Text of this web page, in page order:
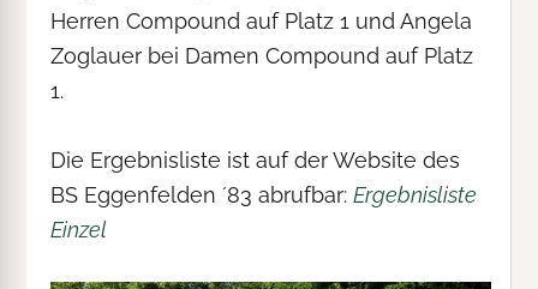
Herren Compound auf Platz 1 und Angela
Zoglauer bei Damen Compound auf Platz
1.
Die Ergebnisliste ist auf der Website des
BS Eggenfelden ´83 abrufbar:Ergebnisliste
Einzel